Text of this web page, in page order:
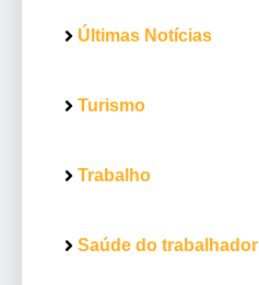
Últimas Notícias
Turismo
Trabalho
Saúde do trabalhador